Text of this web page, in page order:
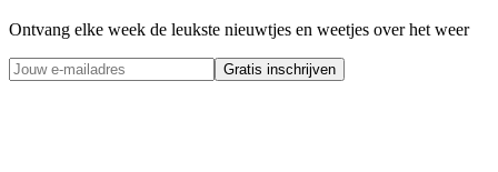
Ontvang elke week de leukste nieuwtjes en weetjes over het weer
Gratis inschrijven